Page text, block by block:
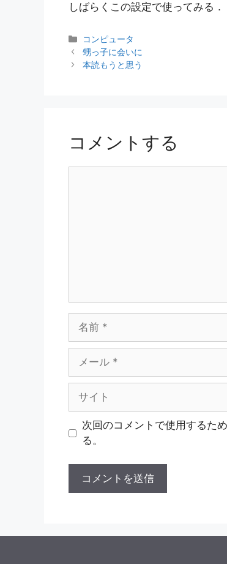
しばらくこの設定で使ってみる．
カ
テ
ゴ
コンピュータ
甥っ子に会いに
本読もうと思う
コメントする
ル
次回のコメントで使用するた
る。